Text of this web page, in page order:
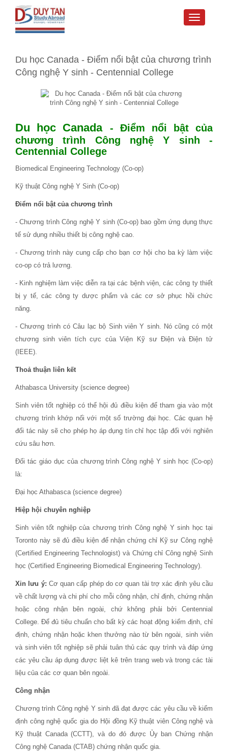
Toggle
Du học Canada - Điểm nổi bật của chương trình
Công nghệ Y sinh - Centennial College
Du học Canada
- Điểm nổi bật của
chương trình Công nghệ Y sinh -
Centennial College
Biomedical Engineering Technology (Co-op)
Kỹ thuật Công nghệ Y Sinh (Co-op)
Điểm nổi bật của chương trình
- Chương trình Công nghệ Y sinh (Co-op) bao gồm ứng dụng thực
tế sử dụng nhiều thiết bị công nghệ cao.
- Chương trình này cung cấp cho bạn cơ hội cho ba kỳ làm việc
co-op có trả lương.
- Kinh nghiệm làm việc diễn ra tại các bệnh viện, các công ty thiết
bị y tế, các công ty dược phẩm và các cơ sở phục hồi chức
năng.
- Chương trình có Câu lạc bộ Sinh viên Y sinh. Nó cũng có một
chương sinh viên tích cực của Viện Kỹ sư Điện và Điện tử
(IEEE).
Thoả thuận liên kết
Athabasca University (science degree)
Sinh viên tốt nghiệp có thể hội đủ điều kiện để tham gia vào một
chương trình khớp nối với một số trường đại học. Các quan hệ
đối tác này sẽ cho phép họ áp dụng tín chỉ học tập đối với nghiên
cứu sâu hơn.
Đối tác giáo dục của chương trình Công nghệ Y sinh học (Co-op)
là:
Đại học Athabasca (science degree)
Hiệp hội chuyên nghiệp
Sinh viên tốt nghiệp của chương trình Công nghệ Y sinh học tại
Toronto này sẽ đủ điều kiện để nhận chứng chỉ Kỹ sư Công nghệ
(Certified Engineering Technologist) và Chứng chỉ Công nghệ Sinh
học (Certified Engineering Biomedical Engineering Technology).
Xin lưu ý: Cơ quan cấp phép do cơ quan tài trợ xác định yêu cầu
về chất lượng và chi phí cho mỗi công nhận, chỉ định, chứng nhận
hoặc công nhận bên ngoài, chứ không phải bởi Centennial
College. Để đủ tiêu chuẩn cho bất kỳ các hoạt động kiểm định, chỉ
định, chứng nhận hoặc khen thưởng nào từ bên ngoài, sinh viên
và sinh viên tốt nghiệp sẽ phải tuân thủ các quy trình và đáp ứng
các yêu cầu áp dụng được liệt kê trên trang web và trong các tài
liệu của các cơ quan bên ngoài.
Công nhận
Chương trình Công nghệ Y sinh đã đạt được các yêu cầu về kiểm
định công nghệ quốc gia do Hội đồng Kỹ thuật viên Công nghệ và
Kỹ thuật Canada (CCTT), và do đó được Ủy ban Chứng nhận
Công nghệ Canada (CTAB) chứng nhận quốc gia.